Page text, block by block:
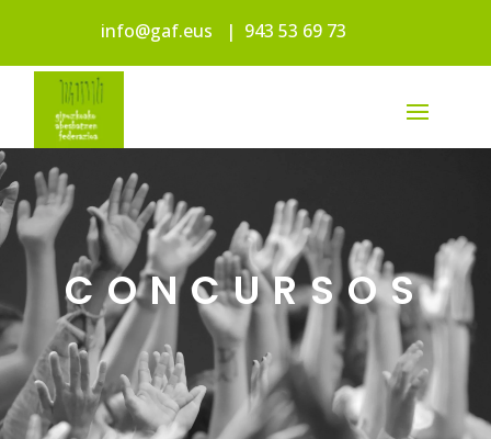
info@gaf.eus | 943 53 69 73
CONCURSOS